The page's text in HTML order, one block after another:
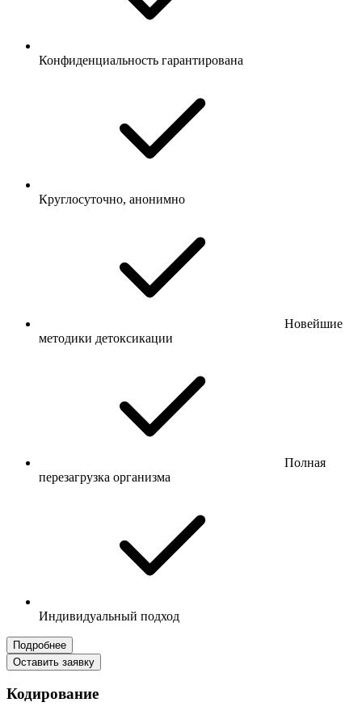
Конфиденциальность гарантирована
Круглосуточно, анонимно
Новейшие
методики детоксикации
Полная
перезагрузка организма
Индивидуальный подход
Подробнее
Оставить заявку
Кодирование